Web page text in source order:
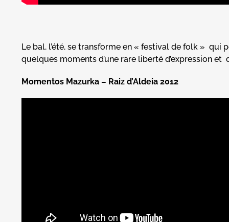
Le bal, l’été, se transforme en « festival de folk » qui
quelques moments d’une rare liberté d’expression et
Momentos Mazurka – Raiz d’Aldeia 2012